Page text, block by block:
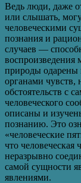
Ведь люди, даже
или слышать,
человеческими
познания и
случаев —
природы
органами чувств,
обстоятельств с
человеческого
описаны и
познанию. Это
«человеческие
что человеческая
неразрывно
самой сущности
явлениями.